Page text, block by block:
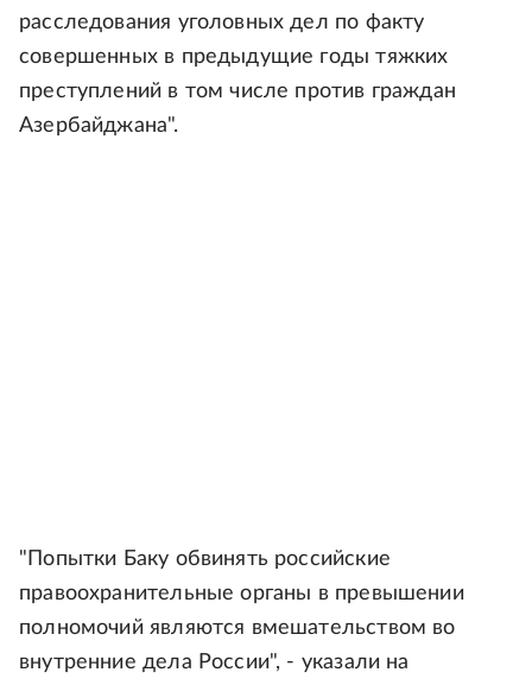
расследования уголовных дел по факту
совершенных в предыдущие годы тяжких
преступлений в том числе против граждан
Азербайджана".
"Попытки Баку обвинять российские
правоохранительные органы в превышении
полномочий являются вмешательством во
внутренние дела России", - указали на